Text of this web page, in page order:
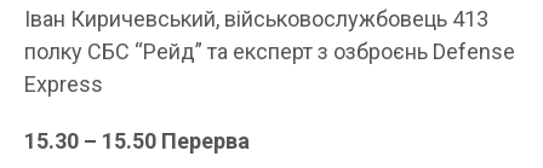
Іван Киричевський, військовослужбовець 413
полку СБС “Рейд” та експерт з озброєнь Defense
Express
15.30 – 15.50 Перерва